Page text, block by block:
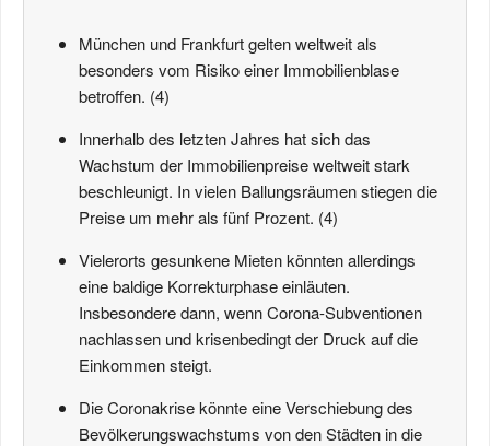
München und Frankfurt gelten weltweit als
besonders vom Risiko einer Immobilienblase
betroffen. (4)
Innerhalb des letzten Jahres hat sich das
Wachstum der Immobilienpreise weltweit stark
beschleunigt. In vielen Ballungsräumen stiegen die
Preise um mehr als fünf Prozent. (4)
Vielerorts gesunkene Mieten könnten allerdings
eine baldige Korrekturphase einläuten.
Insbesondere dann, wenn Corona-Subventionen
nachlassen und krisenbedingt der Druck auf die
Einkommen steigt.
Die Coronakrise könnte eine Verschiebung des
Bevölkerungswachstums von den Städten in die